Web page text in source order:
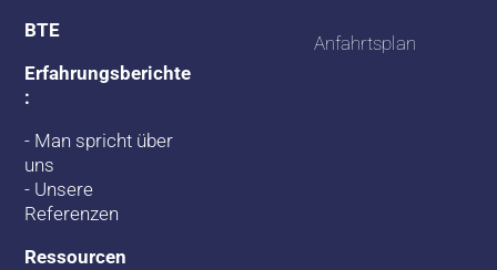
BTE
Erfahrungsberichte
:
- Man spricht über
uns
- Unsere
Referenzen
Ressourcen
Anfahrtsplan